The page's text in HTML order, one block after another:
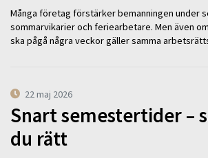
Många företag förstärker bemanningen under
sommarvikarier och feriearbetare. Men även
ska pågå några veckor gäller samma
22 maj 2026
Snart semestertider –
du rätt